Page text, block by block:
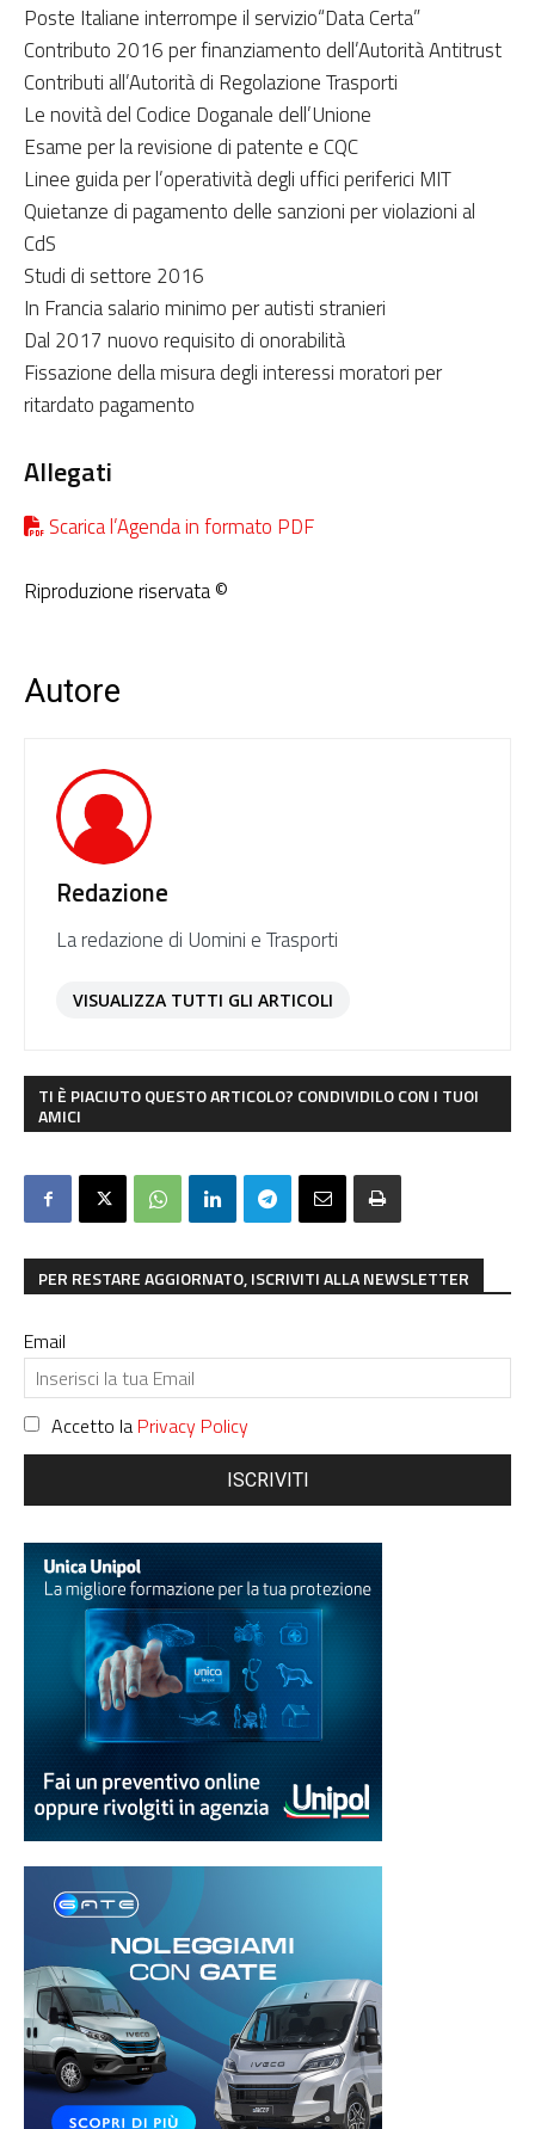
Poste Italiane interrompe il servizio“Data Certa”
Contributo 2016 per finanziamento dell’Autorità Antitrust
Contributi all’Autorità di Regolazione Trasporti
Le novità del Codice Doganale dell’Unione
Esame per la revisione di patente e CQC
Linee guida per l’operatività degli uffici periferici MIT
Quietanze di pagamento delle sanzioni per violazioni al
CdS
Studi di settore 2016
In Francia salario minimo per autisti stranieri
Dal 2017 nuovo requisito di onorabilità
Fissazione della misura degli interessi moratori per
ritardato pagamento
Allegati
Scarica l’Agenda in formato PDF
Riproduzione riservata ©
Autore
Redazione
La redazione di Uomini e Trasporti
VISUALIZZA TUTTI GLI ARTICOLI
TI È PIACIUTO QUESTO ARTICOLO? CONDIVIDILO CON I TUOI
AMICI
PER RESTARE AGGIORNATO, ISCRIVITI ALLA NEWSLETTER
Email
Accetto la Privacy Policy
ISCRIVITI